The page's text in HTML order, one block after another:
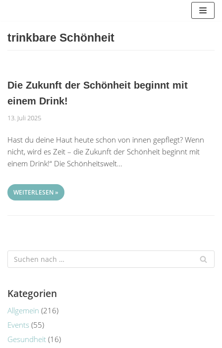
springen
trinkbare Schönheit
Die Zukunft der Schönheit beginnt mit
einem Drink!
13. Juli 2025
Hast du deine Haut heute schon von innen gepflegt? Wenn
nicht, wird es Zeit – die Zukunft der Schönheit beginnt mit
einem Drink!“ Die Schönheitswelt…
WEITERLESEN »
Kategorien
Allgemein (216)
Events (55)
Gesundheit (16)